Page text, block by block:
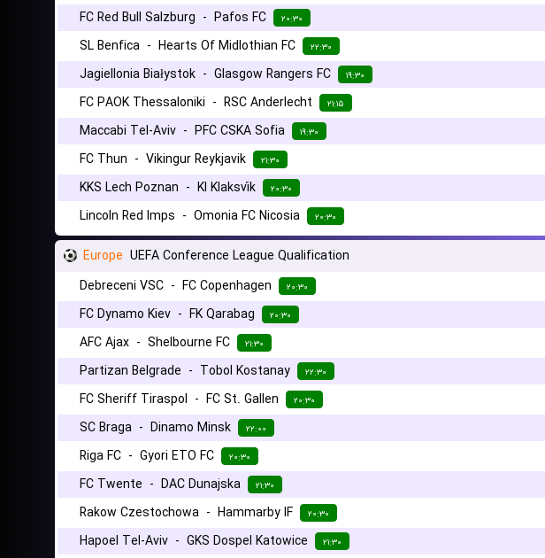
FC Red Bull Salzburg - Pafos FC ۲۰:۳۰
SL Benfica - Hearts Of Midlothian FC ۲۲:۳۰
Jagiellonia Białystok - Glasgow Rangers FC ۱۹:۳۰
FC PAOK Thessaloniki - RSC Anderlecht ۲۱:۱۵
Maccabi Tel-Aviv - PFC CSKA Sofia ۱۹:۳۰
FC Thun - Vikingur Reykjavik ۲۱:۳۰
KKS Lech Poznan - KI Klaksvík ۲۰:۳۰
Lincoln Red Imps - Omonia FC Nicosia ۲۰:۳۰
Europe UEFA Conference League Qualification
Debreceni VSC - FC Copenhagen ۲۰:۳۰
FC Dynamo Kiev - FK Qarabag ۲۰:۳۰
AFC Ajax - Shelbourne FC ۲۱:۳۰
Partizan Belgrade - Tobol Kostanay ۲۲:۳۰
FC Sheriff Tiraspol - FC St. Gallen ۲۰:۳۰
SC Braga - Dinamo Minsk ۲۲:۰۰
Riga FC - Gyori ETO FC ۲۰:۳۰
FC Twente - DAC Dunajska ۲۱:۳۰
Rakow Czestochowa - Hammarby IF ۲۰:۳۰
Hapoel Tel-Aviv - GKS Dospel Katowice ۲۱:۳۰